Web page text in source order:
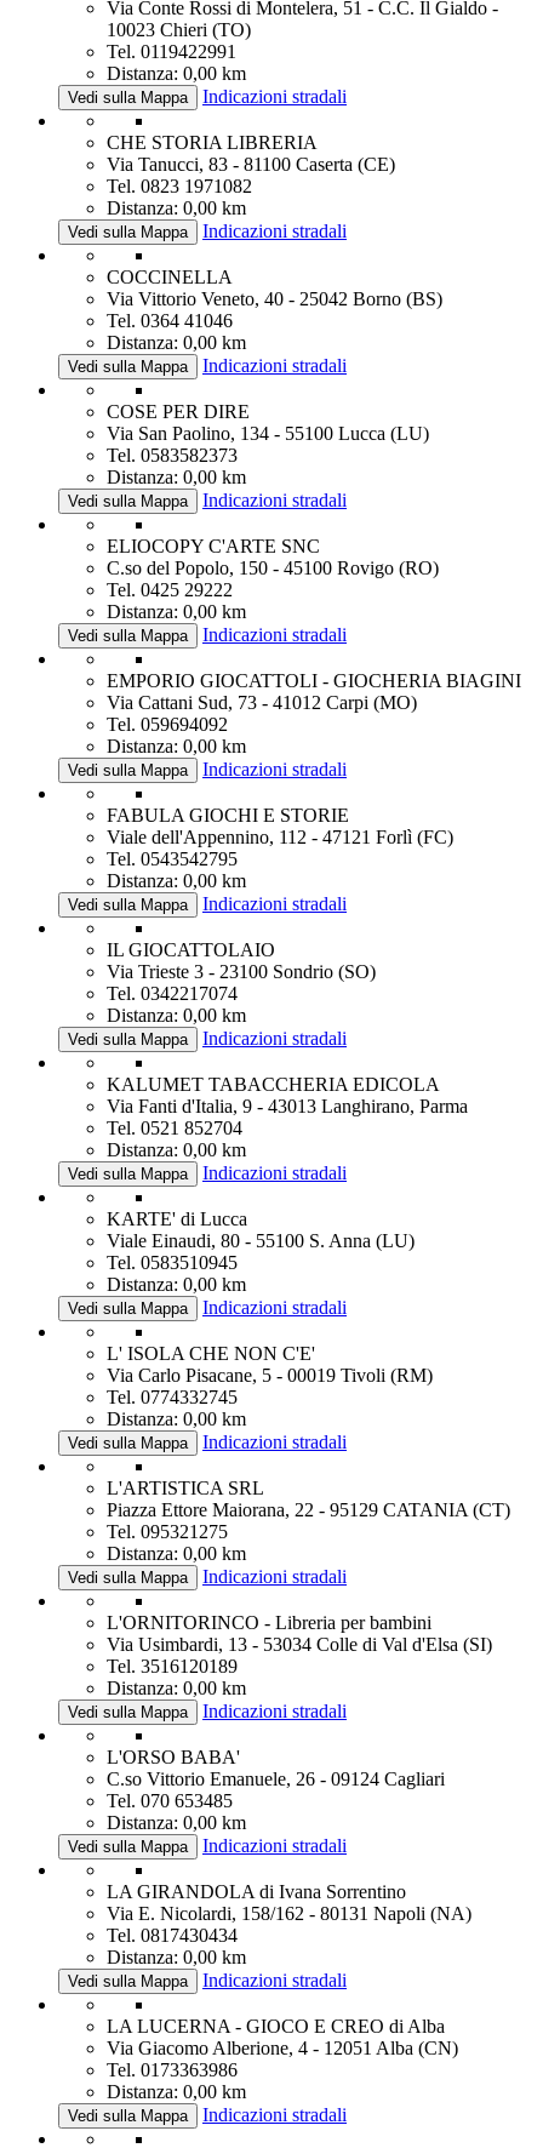
Via Conte Rossi di Montelera, 51 - C.C. Il Gialdo -
10023 Chieri (TO)
Tel. 0119422991
Distanza: 0,00 km
Vedi sulla Mappa Indicazioni stradali
CHE STORIA LIBRERIA
Via Tanucci, 83 - 81100 Caserta (CE)
Tel. 0823 1971082
Distanza: 0,00 km
Vedi sulla Mappa Indicazioni stradali
COCCINELLA
Via Vittorio Veneto, 40 - 25042 Borno (BS)
Tel. 0364 41046
Distanza: 0,00 km
Vedi sulla Mappa Indicazioni stradali
COSE PER DIRE
Via San Paolino, 134 - 55100 Lucca (LU)
Tel. 0583582373
Distanza: 0,00 km
Vedi sulla Mappa Indicazioni stradali
ELIOCOPY C'ARTE SNC
C.so del Popolo, 150 - 45100 Rovigo (RO)
Tel. 0425 29222
Distanza: 0,00 km
Vedi sulla Mappa Indicazioni stradali
EMPORIO GIOCATTOLI - GIOCHERIA BIAGINI
Via Cattani Sud, 73 - 41012 Carpi (MO)
Tel. 059694092
Distanza: 0,00 km
Vedi sulla Mappa Indicazioni stradali
FABULA GIOCHI E STORIE
Viale dell'Appennino, 112 - 47121 Forlì (FC)
Tel. 0543542795
Distanza: 0,00 km
Vedi sulla Mappa Indicazioni stradali
IL GIOCATTOLAIO
Via Trieste 3 - 23100 Sondrio (SO)
Tel. 0342217074
Distanza: 0,00 km
Vedi sulla Mappa Indicazioni stradali
KALUMET TABACCHERIA EDICOLA
Via Fanti d'Italia, 9 - 43013 Langhirano, Parma
Tel. 0521 852704
Distanza: 0,00 km
Vedi sulla Mappa Indicazioni stradali
KARTE' di Lucca
Viale Einaudi, 80 - 55100 S. Anna (LU)
Tel. 0583510945
Distanza: 0,00 km
Vedi sulla Mappa Indicazioni stradali
L' ISOLA CHE NON C'E'
Via Carlo Pisacane, 5 - 00019 Tivoli (RM)
Tel. 0774332745
Distanza: 0,00 km
Vedi sulla Mappa Indicazioni stradali
L'ARTISTICA SRL
Piazza Ettore Maiorana, 22 - 95129 CATANIA (CT)
Tel. 095321275
Distanza: 0,00 km
Vedi sulla Mappa Indicazioni stradali
L'ORNITORINCO - Libreria per bambini
Via Usimbardi, 13 - 53034 Colle di Val d'Elsa (SI)
Tel. 3516120189
Distanza: 0,00 km
Vedi sulla Mappa Indicazioni stradali
L'ORSO BABA'
C.so Vittorio Emanuele, 26 - 09124 Cagliari
Tel. 070 653485
Distanza: 0,00 km
Vedi sulla Mappa Indicazioni stradali
LA GIRANDOLA di Ivana Sorrentino
Via E. Nicolardi, 158/162 - 80131 Napoli (NA)
Tel. 0817430434
Distanza: 0,00 km
Vedi sulla Mappa Indicazioni stradali
LA LUCERNA - GIOCO E CREO di Alba
Via Giacomo Alberione, 4 - 12051 Alba (CN)
Tel. 0173363986
Distanza: 0,00 km
Vedi sulla Mappa Indicazioni stradali